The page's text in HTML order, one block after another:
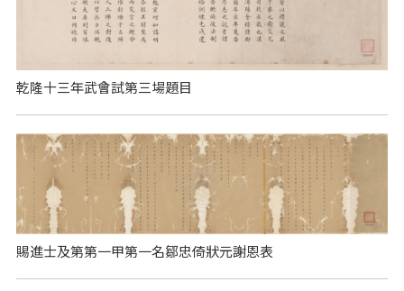
乾隆十三年武會試第三場題目
賜進士及第第一甲第一名鄒忠倚狀元謝恩表